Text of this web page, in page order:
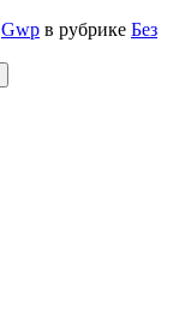
Gwp в рубрике Без